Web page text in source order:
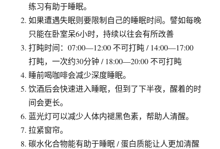
练习有助于睡眠。
如果遭遇失眠则要限制自己的睡眠时间。譬如每晚
只能在卧室呆6小时，持续以往会有所改善
打盹时间：07:00—12:00 不可打盹 / 14:00—17:00
打盹，一次约30分钟 / 18:00—20:00 不可打盹
睡前喝咖啡会减少深度睡眠。
饮酒后会快速进入睡眠，但到了下半夜，醒着的时
间会更长。
蓝光灯可以减少人体内褪黑色素，帮助人清醒。
拉紧窗帘。
碳水化合物能有助于睡眠 / 蛋白质能让人更加清醒